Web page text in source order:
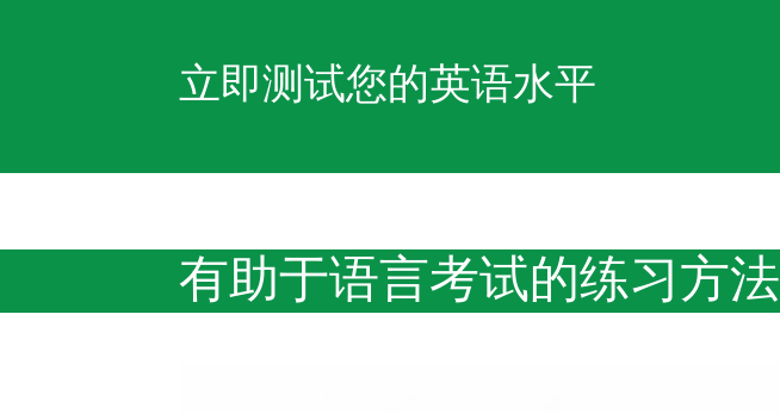
立即测试您的英语水平
有助于语言考试的练习方法